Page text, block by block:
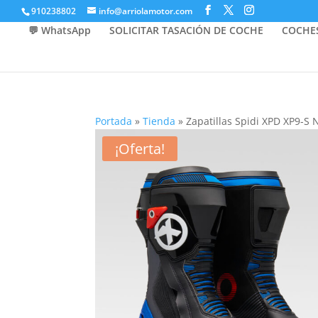
910238802 info@arriolamotor.com
💬 WhatsApp SOLICITAR TASACIÓN DE COCHE
Portada »Tienda »Zapatillas Spidi XPD XP9-S
¡Oferta!